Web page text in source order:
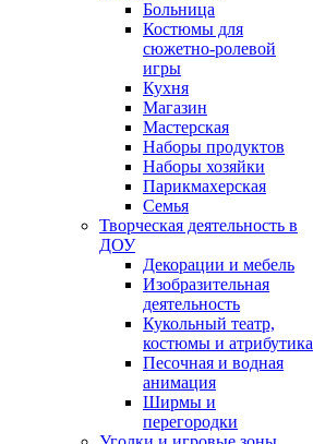
Больница
Костюмы для
сюжетно-ролевой
игры
Кухня
Магазин
Мастерская
Наборы продуктов
Наборы хозяйки
Парикмахерская
Семья
Творческая деятельность в
ДОУ
Декорации и мебель
Изобразительная
деятельность
Кукольный театр,
костюмы и атрибутика
Песочная и водная
анимация
Ширмы и
перегородки